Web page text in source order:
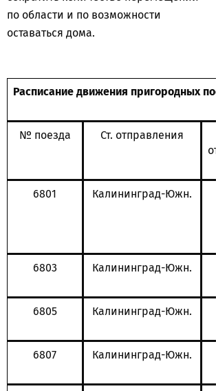
по области и по возможности
оставаться дома.
Расписание движения пригородных
№ поезда
Ст. отправления
6801 Калининград-Южн.
6803 Калининград-Южн.
6805 Калининград-Южн.
6807 Калининград-Южн.